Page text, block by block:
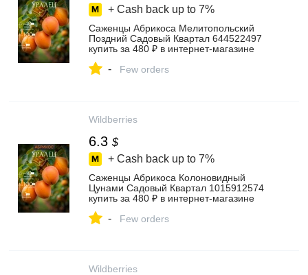
+ Cash back up to 7%
Саженцы Абрикоса Мелитопольский
Поздний Садовый Квартал 644522497
купить за 480 ₽ в интернет‑магазине
- Few orders
Wildberries
6.3 $
+ Cash back up to 7%
Саженцы Абрикоса Колоновидный
Цунами Садовый Квартал 1015912574
купить за 480 ₽ в интернет‑магазине
- Few orders
Wildberries